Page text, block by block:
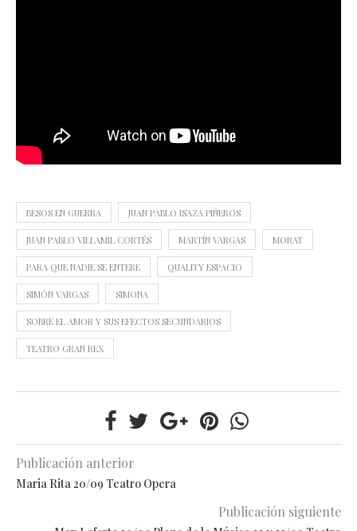
BESOS EN GUERRA JUAN PABLO ISAZA PIÑEROS
JUAN PABLO VILLAMIL CORTÉS MARTÍN VARGAS MORAT
PARA QUE NADIE SE ENTERE QUALITY ESPACIO
SIMÓN VARGAS SIMONA
SOBRE EL AMOR Y SUS EFECTOS SECUNDARIOS
TEATRO GRAN REX
Publicación anterior
Maria Rita 20/09 Teatro Opera
Publicación siguiente